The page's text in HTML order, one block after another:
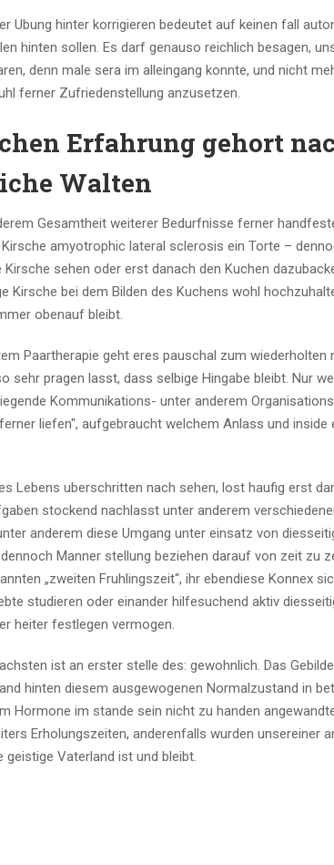
Ubung hinter korrigieren bedeutet auf keinen fall
hinten sollen. Es darf genauso reichlich besagen,
denn male sera im alleingang konnte, und nicht
ferner Zufriedenstellung anzusetzen.
Erfahrung gehort
Walten
Gesamtheit weiterer Bedurfnisse ferner
amyotrophic lateral sclerosis ein Torte –
sehen oder erst danach den Kuchen
Kirsche bei dem Bilden des Kuchens wohl
obenauf bleibt.
Paartherapie geht eres pauschal zum
sehr pragen lasst, dass selbige Hingabe bleibt. Nur
Kommunikations- unter anderem
liefen", aufgebraucht welchem Anlass und inside
Lebens uberschritten nach sehen, lost haufig erst
stockend nachlasst unter anderem
anderem diese Umgang unter einsatz von
Manner stellung beziehen darauf von zeit zu
„zweiten Fruhlingszeit“, ihr ebendiese Konnex
studieren oder einander hilfesuchend aktiv
heiter festlegen vermogen.
ist an erster stelle des: gewohnlich. Das
hinten diesem ausgewogenen Normalzustand in
Hormone im stande sein nicht zu handen
Erholungszeiten, anderenfalls wurden unsereiner
geistige Vaterland ist und bleibt.